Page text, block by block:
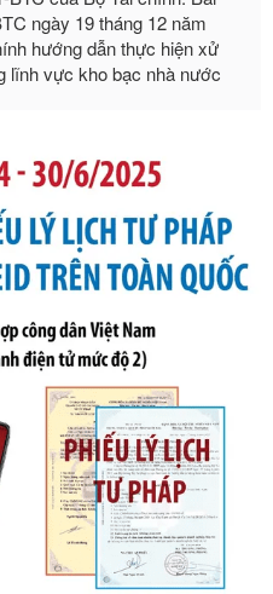
CP của Chính phủ: Sửa
định số 125/2020/NĐ-СР
Chính phủ quy định xử
NĐ-CP
mục thủ tục hành chính mới
bị bãi bỏ và phê duyệt
tử giải quyết thủ tục hành
mục thủ tục hành chính
duyệt Quy trình nội bộ, quy
chính trong lĩnh vực Du
lý của Sở Văn hóa, Thể